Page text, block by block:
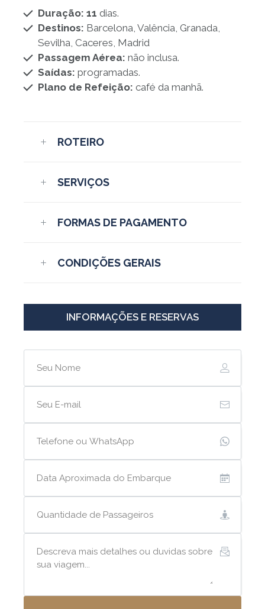
Duração: 11 dias.
Destinos: Barcelona, Valência, Granada,
Sevilha, Caceres, Madrid
Passagem Aérea: não inclusa.
Saídas: programadas.
Plano de Refeição: café da manhã.
ROTEIRO
SERVIÇOS
FORMAS DE PAGAMENTO
CONDIÇÕES GERAIS
INFORMAÇÕES E RESERVAS